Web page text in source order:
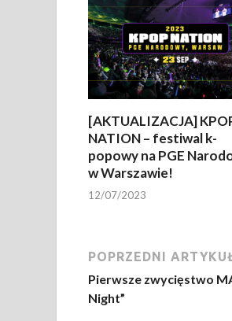
[AKTUALIZACJA]
NATION – festiwal k-
popowy na PGE
w Warszawie!
12/07/2023
POPRZEDNI
Pierwsze zwycięstwo
Night”